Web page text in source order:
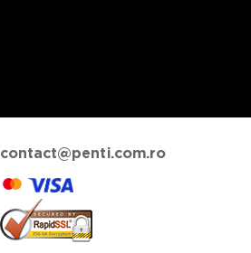
contact@penti.com.ro